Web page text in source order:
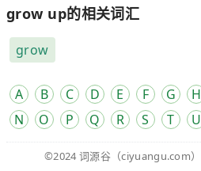
grow up的相关词汇
grow
A B C D E F G H
N
O P Q R S T U
©2024 词源谷 （ciyuangu.com）